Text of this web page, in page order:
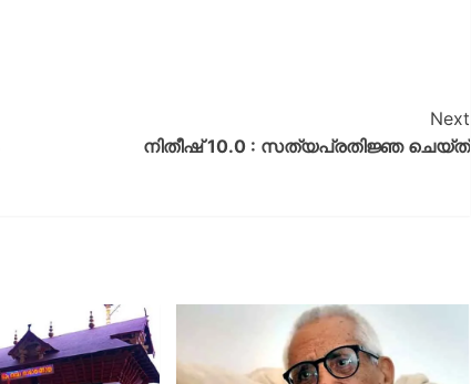
Next
നിതീഷ് 10.0 : സത്യപ്രതിജ്ഞ ചെയ്ത്